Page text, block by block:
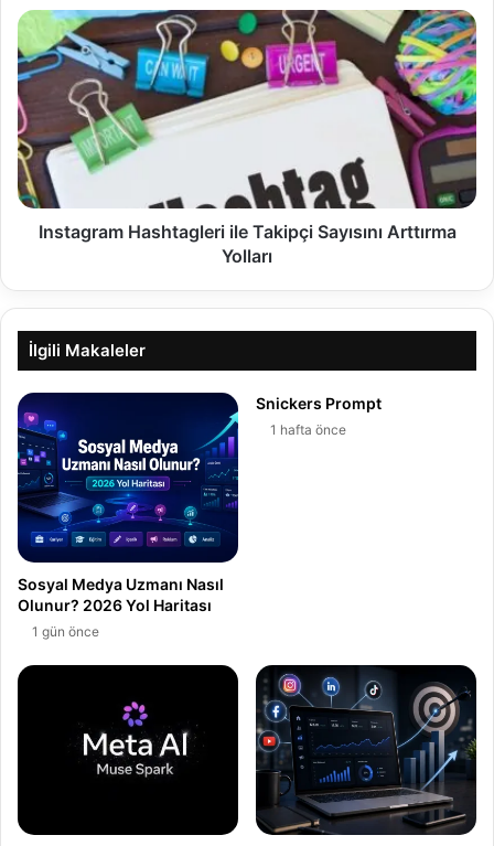
Instagram Hashtagleri ile Takipçi Sayısını Arttırma
Yolları
İlgili Makaleler
Sosyal Medya Uzmanı Nasıl
Olunur? 2026 Yol Haritası
1 gün önce
Snickers Prompt
1 hafta önce